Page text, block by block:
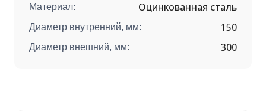
Материал: Оцинкованная сталь
Диаметр внутренний, мм: 150
Диаметр внешний, мм: 300